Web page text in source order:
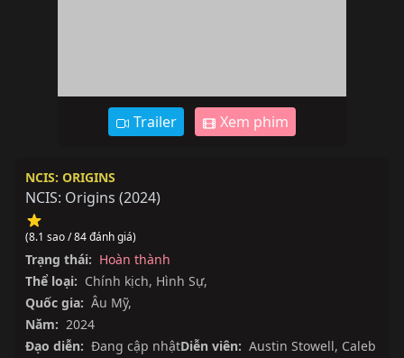
Trailer Xem phim
NCIS: ORIGINS
NCIS: Origins (2024)
(8.1 sao / 84 đánh giá)
Trạng thái: Hoàn thành
Thể loại: Chính kịch, Hình Sự,
Quốc gia: Âu Mỹ,
Năm: 2024
Đạo diễn: Đang cập nhậtDiễn viên: Austin Stowell, Caleb